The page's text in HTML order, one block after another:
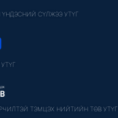
СҮЛЖЭЭ УТҮГ
ТЭМЦЭХ НИЙТИЙН ТӨВ УТҮГ